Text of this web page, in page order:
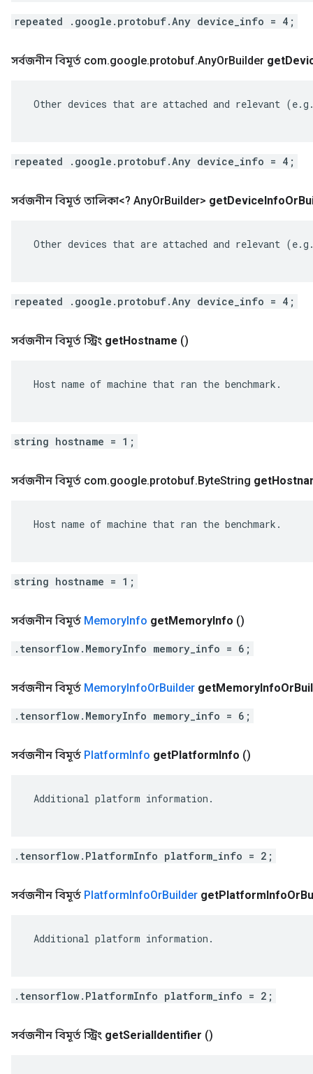
repeated .google.protobuf.Any device_info = 4;
সর্বজনীন বিমূর্ত com.google.protobuf.AnyOrBuilder get
Other devices that are attached and relevant
repeated .google.protobuf.Any device_info = 4;
সর্বজনীন বিমূর্ত তালিকা<? AnyOrBuilder> getDeviceInfoOr
Other devices that are attached and relevant
repeated .google.protobuf.Any device_info = 4;
সর্বজনীন বিমূর্ত স্ট্রিং getHostname ()
Host name of machine that ran the benchmark.
string hostname = 1;
সর্বজনীন বিমূর্ত com.google.protobuf.ByteString get
Host name of machine that ran the benchmark.
string hostname = 1;
সর্বজনীন বিমূর্ত MemoryInfo getMemoryInfo ()
.tensorflow.MemoryInfo memory_info = 6;
সর্বজনীন বিমূর্ত MemoryInfoOrBuilder getMemoryInfoOr
.tensorflow.MemoryInfo memory_info = 6;
সর্বজনীন বিমূর্ত PlatformInfo getPlatformInfo ()
Additional platform information.
.tensorflow.PlatformInfo platform_info = 2;
সর্বজনীন বিমূর্ত PlatformInfoOrBuilder getPlatformInfoOr
Additional platform information.
.tensorflow.PlatformInfo platform_info = 2;
সর্বজনীন বিমূর্ত স্ট্রিং getSerialIdentifier ()